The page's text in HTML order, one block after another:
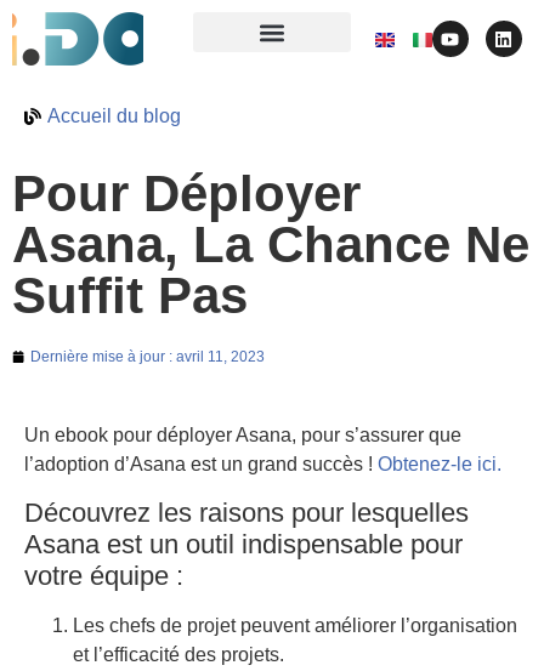
Accueil du blog
Pour Déployer
Asana, La Chance Ne
Suffit Pas
Dernière mise à jour : avril 11, 2023
Un ebook pour déployer Asana, pour s’assurer que
l’adoption d’Asana est un grand succès ! Obtenez-le ici.
Découvrez les raisons pour lesquelles
Asana est un outil indispensable pour
votre équipe :
Les chefs de projet peuvent améliorer l’organisation
et l’efficacité des projets.